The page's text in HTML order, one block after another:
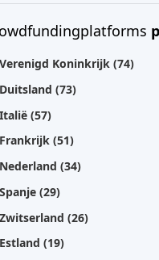
Verenigd Koninkrijk (74)
Duitsland (73)
Italië (57)
Frankrijk (51)
Nederland (34)
Spanje (29)
Zwitserland (26)
Estland (19)